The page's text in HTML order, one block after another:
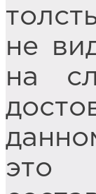
не
на
это